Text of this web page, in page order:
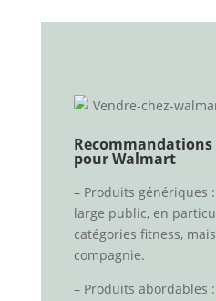
pour Walmart
– Produits génériques
large public, en
catégories fitness,
compagnie.
– Produits abordables